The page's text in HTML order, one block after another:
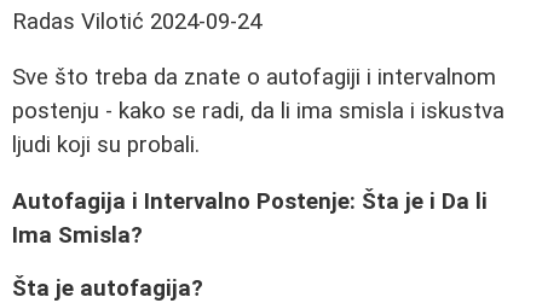
Radas Vilotić 2024-09-24
Sve što treba da znate o autofagiji i intervalnom
postenju - kako se radi, da li ima smisla i iskustva
ljudi koji su probali.
Autofagija i Intervalno Postenje: Šta je i Da li
Ima Smisla?
Šta je autofagija?